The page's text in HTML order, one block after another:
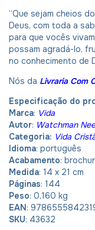
“Que sejam cheios
Deus, com toda a
para que vocês
possam agradá-lo,
no conhecimento de
Nós da Livraria Com
Especificação do
Marca: Vida
Autor: Watchman Nee
Categoria: Vida
Idioma: português
Acabamento:
Medida: 14 x 21 cm
Páginas: 144
Peso: 0,160 kg
EAN:
SKU: 43632